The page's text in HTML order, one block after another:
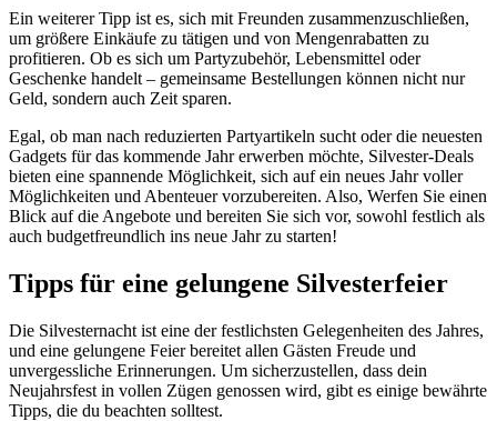
Ein weiterer Tipp ist es, sich mit Freunden zusammenzuschließen,
um größere Einkäufe zu tätigen und von Mengenrabatten zu
profitieren. Ob es sich um Partyzubehör, Lebensmittel oder
Geschenke handelt – gemeinsame Bestellungen können nicht nur
Geld, sondern auch Zeit sparen.
Egal, ob man nach reduzierten Partyartikeln sucht oder die neuesten
Gadgets für das kommende Jahr erwerben möchte, Silvester-Deals
bieten eine spannende Möglichkeit, sich auf ein neues Jahr voller
Möglichkeiten und Abenteuer vorzubereiten. Also, Werfen Sie einen
Blick auf die Angebote und bereiten Sie sich vor, sowohl festlich als
auch budgetfreundlich ins neue Jahr zu starten!
Tipps für eine gelungene Silvesterfeier
Die Silvesternacht ist eine der festlichsten Gelegenheiten des Jahres,
und eine gelungene Feier bereitet allen Gästen Freude und
unvergessliche Erinnerungen. Um sicherzustellen, dass dein
Neujahrsfest in vollen Zügen genossen wird, gibt es einige bewährte
Tipps, die du beachten solltest.